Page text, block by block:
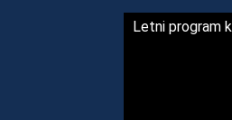
Letni program